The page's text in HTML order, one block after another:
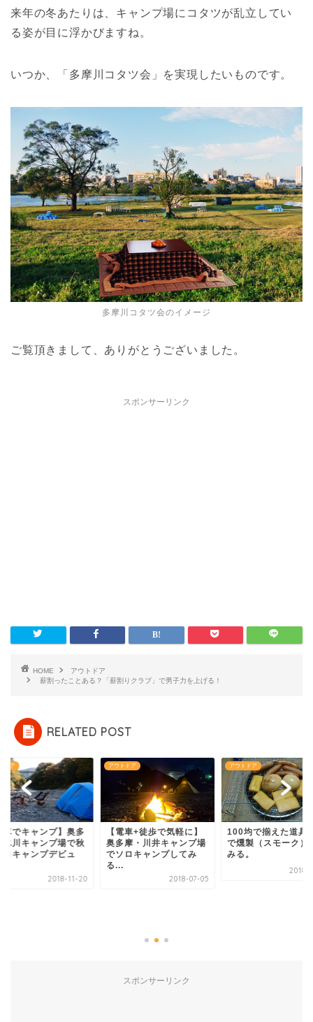
来年の冬あたりは、キャンプ場にコタツが乱立してい
る姿が目に浮かびますね。
いつか、「多摩川コタツ会」を実現したいものです。
多摩川コタツ会のイメージ
ご覧頂きまして、ありがとうございました。
スポンサーリンク
HOME
アウトドア
薪割ったことある？「薪割りクラブ」で男子力を上げる！
RELATED POST
ドア
車+徒歩で気軽に】
摩・川井キャンプ場
ロキャンプしてみ
2018-07-05
アウトドア
100均で揃えた道具で家
で燻製（スモーク）して
みる。
アウトドア
スポンサーリンク